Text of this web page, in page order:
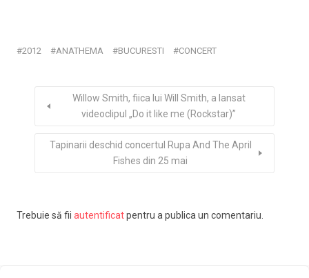
2012 ANATHEMA BUCURESTI CONCERT
Willow Smith, fiica lui Will Smith, a lansat
videoclipul „Do it like me (Rockstar)”
Tapinarii deschid concertul Rupa And The April
Fishes din 25 mai
Trebuie să fii autentificatpentru a publica un comentariu.